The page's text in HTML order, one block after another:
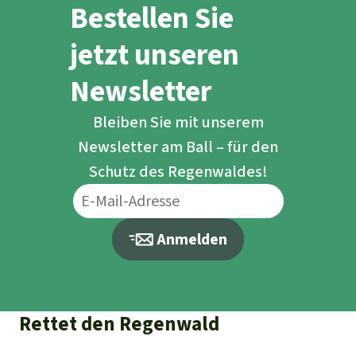
Bestellen Sie
jetzt unseren
Newsletter
Bleiben Sie mit unserem
Newsletter am Ball – für den
Schutz des Regenwaldes!
Anmelden
Rettet den Regenwald